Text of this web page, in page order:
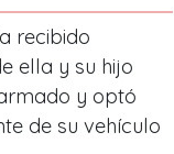
recibido
ella y su hijo
y optó
de su vehículo